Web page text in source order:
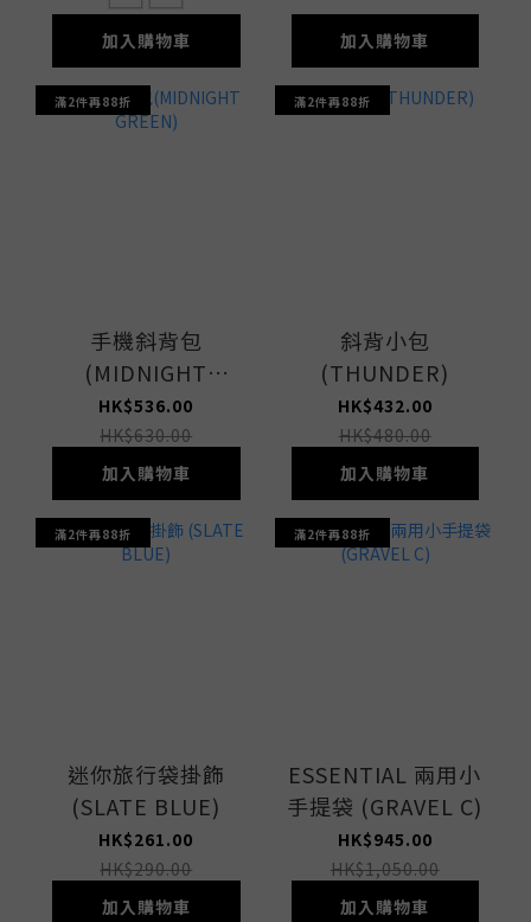
加入購物車 加入購物車
滿2件再88折
手機斜背包
(MIDNIGHT
GREEN)
HK$536.00
HK$630.00
加入購物車
滿2件再88折
斜背小包
(THUNDER)
HK$432.00
HK$480.00
加入購物車
滿2件再88折
迷你旅行袋掛飾
(SLATE BLUE)
HK$261.00
HK$290.00
加入購物車
滿2件再88折
ESSENTIAL 兩用小
手提袋 (GRAVEL C)
HK$945.00
HK$1,050.00
加入購物車